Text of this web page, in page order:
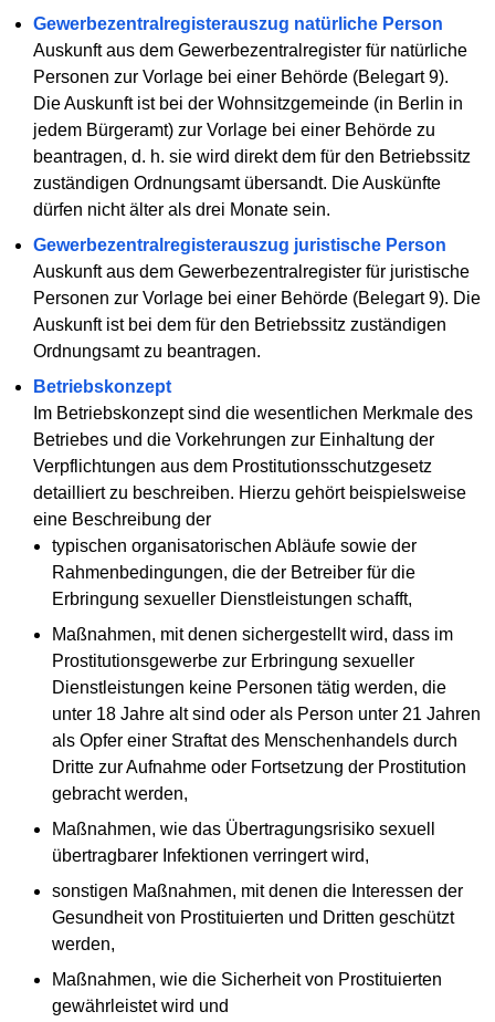
Gewerbezentralregisterauszug natürliche Person
Auskunft aus dem Gewerbezentralregister für natürliche
Personen zur Vorlage bei einer Behörde (Belegart 9).
Die Auskunft ist bei der Wohnsitzgemeinde (in Berlin in
jedem Bürgeramt) zur Vorlage bei einer Behörde zu
beantragen, d. h. sie wird direkt dem für den Betriebssitz
zuständigen Ordnungsamt übersandt. Die Auskünfte
dürfen nicht älter als drei Monate sein.
Gewerbezentralregisterauszug juristische Person
Auskunft aus dem Gewerbezentralregister für juristische
Personen zur Vorlage bei einer Behörde (Belegart 9). Die
Auskunft ist bei dem für den Betriebssitz zuständigen
Ordnungsamt zu beantragen.
Betriebskonzept
Im Betriebskonzept sind die wesentlichen Merkmale des
Betriebes und die Vorkehrungen zur Einhaltung der
Verpflichtungen aus dem Prostitutionsschutzgesetz
detailliert zu beschreiben. Hierzu gehört beispielsweise
eine Beschreibung der
typischen organisatorischen Abläufe sowie der
Rahmenbedingungen, die der Betreiber für die
Erbringung sexueller Dienstleistungen schafft,
Maßnahmen, mit denen sichergestellt wird, dass im
Prostitutionsgewerbe zur Erbringung sexueller
Dienstleistungen keine Personen tätig werden, die
unter 18 Jahre alt sind oder als Person unter 21 Jahren
als Opfer einer Straftat des Menschenhandels durch
Dritte zur Aufnahme oder Fortsetzung der Prostitution
gebracht werden,
Maßnahmen, wie das Übertragungsrisiko sexuell
übertragbarer Infektionen verringert wird,
sonstigen Maßnahmen, mit denen die Interessen der
Gesundheit von Prostituierten und Dritten geschützt
werden,
Maßnahmen, wie die Sicherheit von Prostituierten
gewährleistet wird und